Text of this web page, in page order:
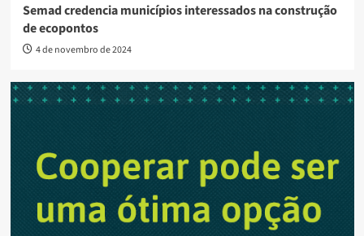
Semad credencia municípios interessados na construção
de ecopontos
4 de novembro de 2024